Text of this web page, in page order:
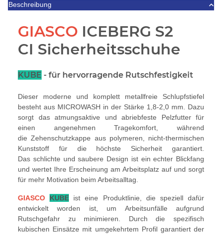
Beschreibung
GIASCO ICEBERG S2
CI Sicherheitsschuhe
KUBE - für hervorragende Rutschfestigkeit
Dieser moderne und komplett metallfreie Schlupfstiefel
besteht aus MICROWASH in der Stärke 1,8-2,0 mm. Dazu
sorgt das atmungsaktive und abriebfeste Pelzfutter für
einen angenehmen Tragekomfort, während
die Zehenschutzkappe aus polymeren, nicht-thermischen
Kunststoff für die höchste Sicherheit garantiert.
Das schlichte und saubere Design ist ein echter Blickfang
und wertet Ihre Erscheinung am Arbeitsplatz auf und sorgt
für mehr Motivation beim Arbeitsalltag.
GIASCO KUBE ist eine Produktlinie, die speziell dafür
entwickelt worden ist, um Arbeitsunfälle aufgrund
Rutschgefahr zu minimieren. Durch die spezifisch
kubischen Einsätze mit umgekehrtem Profil garantiert der